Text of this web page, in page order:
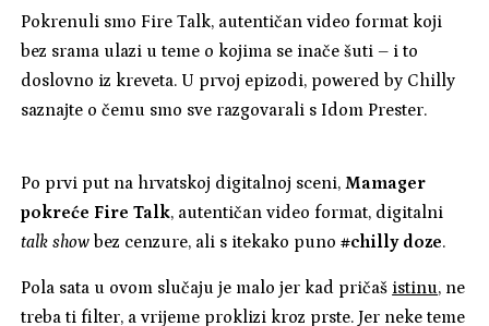
Pokrenuli smo Fire Talk, autentičan video format koji
bez srama ulazi u teme o kojima se inače šuti – i to
doslovno iz kreveta. U prvoj epizodi, powered by Chilly
saznajte o čemu smo sve razgovarali s Idom Prester.
Po prvi put na hrvatskoj digitalnoj sceni,Mamager
pokreće Fire Talk, autentičan video format, digitalni
talk show bez cenzure, ali s itekako puno#chilly doze.
Pola sata u ovom slučaju je malo jer kad pričaš istinu, ne
treba ti filter, a vrijeme proklizi kroz prste. Jer neke teme